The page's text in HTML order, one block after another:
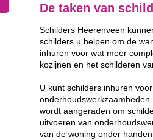
De taken van
Schilders Heerenveen
schilders u helpen om de
inhuren voor wat meer
kozijnen en het schilderen
U kunt schilders inhuren
wordt aangeraden om
uitvoeren van
van de woning onder